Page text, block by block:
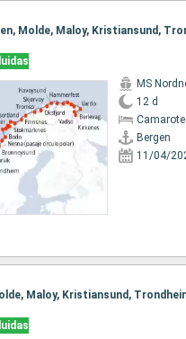
MS
12 d
Bergen
11/04/